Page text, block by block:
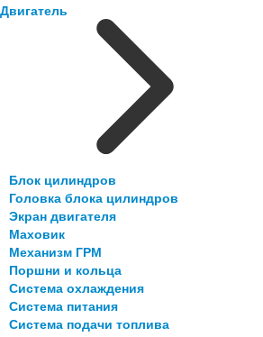
Двигатель
Блок цилиндров
Головка блока цилиндров
Экран двигателя
Маховик
Механизм ГРМ
Поршни и кольца
Система охлаждения
Система питания
Система подачи топлива